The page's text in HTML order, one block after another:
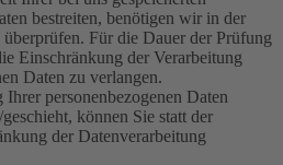
bestreiten, benötigen wir in der
Für die Dauer der Prüfung
Einschränkung der Verarbeitung
Daten zu verlangen.
personenbezogenen Daten
können Sie statt der
der Datenverarbeitung